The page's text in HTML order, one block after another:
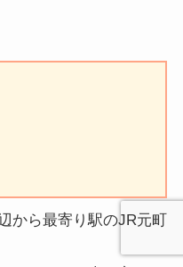
から最寄り駅のJR元町